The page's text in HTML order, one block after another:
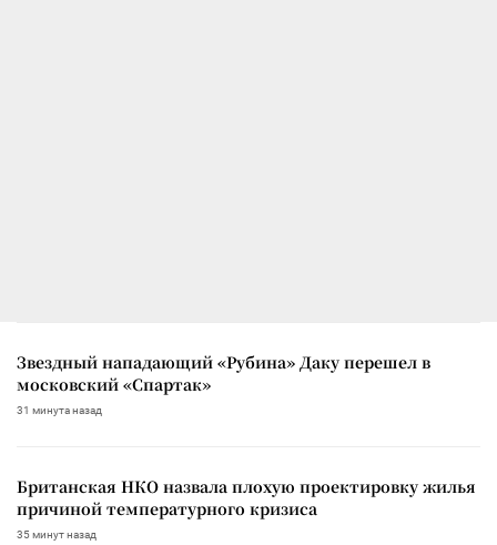
Звездный нападающий «Рубина» Даку перешел в
московский «Спартак»
31 минута назад
Британская НКО назвала плохую проектировку жилья
причиной температурного кризиса
35 минут назад